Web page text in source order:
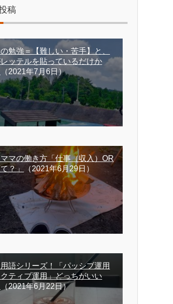
稿
勉強＝【難しい・苦手】と、
レッテルを貼っているだけか
（2021年7月6日）
マの働き方「仕事（収入）OR
？」
（2021年6月29日）
語シリーズ！「パッシブ運用
ティブ運用」どっちがいい
（2021年6月22日）